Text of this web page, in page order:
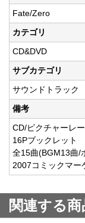
Fate/Zero
カテゴリ
CD&DVD
サブカテゴリ
サウンドトラック
備考
CD/ピクチャーレ
16Pブックレット
全15曲(BGM13曲/
2007コミックマー
関連する商